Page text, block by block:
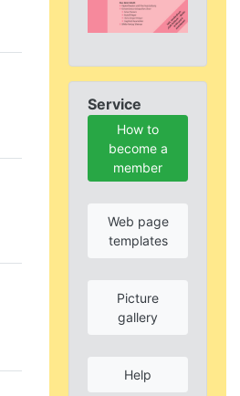
Service
How to
become a
member
Web page
templates
Picture
gallery
Help